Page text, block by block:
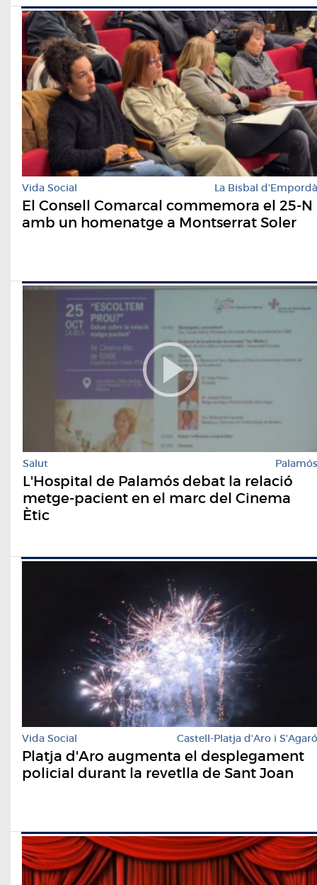
Vida Social La Bisbal d'Empordà
El Consell Comarcal commemora el 25-N
amb un homenatge a Montserrat Soler
Salut Palamós
L'Hospital de Palamós debat la relació
metge-pacient en el marc del Cinema
Ètic
Vida Social Castell-Platja d'Aro i S'Agaró
Platja d'Aro augmenta el desplegament
policial durant la revetlla de Sant Joan